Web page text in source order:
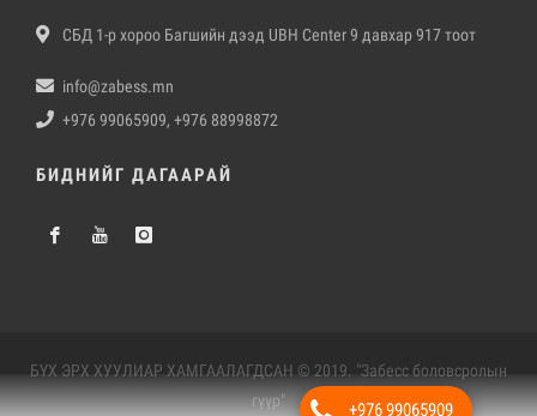
СБД 1-р хороо Багшийн дээд UBH Center 9 давхар 917 тоот
info@zabess.mn
+976 99065909, +976 88998872
БИДНИЙГ ДАГААРАЙ
БҮХ ЭРХ ХУУЛИАР ХАМГААЛАГДСАН © 2019. "Забесс боловсролын
гүүр"
+976 99065909